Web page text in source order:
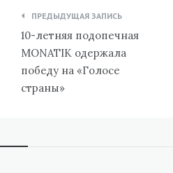
Навигация
по
записям
ПРЕДЫДУЩАЯ ЗАПИСЬ
10-летняя подопечная
MONATIK одержала
победу на «Голосе
страны»